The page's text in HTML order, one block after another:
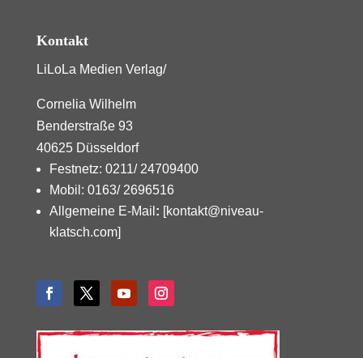
Kontakt
LiLoLa Medien Verlag/
Cornelia Wilhelm
Benderstraße 93
40625 Düsseldorf
Festnetz: 0211/ 24709400
Mobil: 0163/ 2696516
Allgemeine E-Mail : [kontakt@niveau-
klatsch.com]